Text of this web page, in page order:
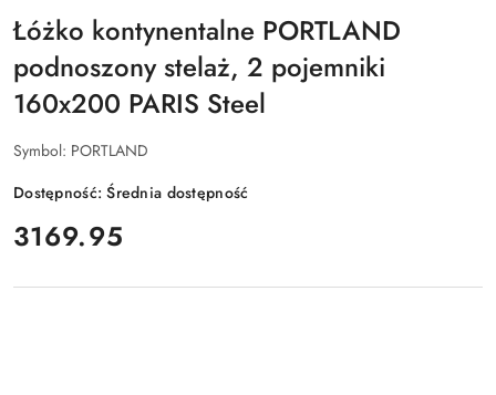
Łóżko kontynentalne PORTLAND
podnoszony stelaż, 2 pojemniki
160x200 PARIS Steel
Symbol: PORTLAND
Dostępność:Średnia dostępność
cena:
3169.95